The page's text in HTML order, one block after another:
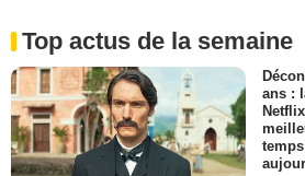
Top actus de la semaine
ans :